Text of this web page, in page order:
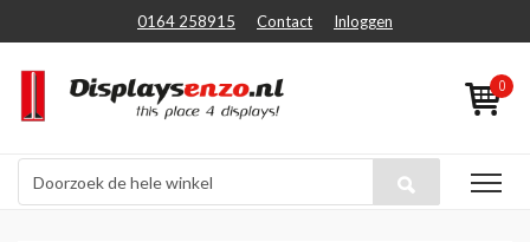
0164 258915 Contact Inloggen
0